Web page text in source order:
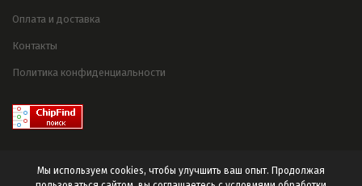
Мы используем cookies, чтобы улучшить ваш опыт. Продолжая
Оплата и доставка
Контакты
Политика конфиденциальности